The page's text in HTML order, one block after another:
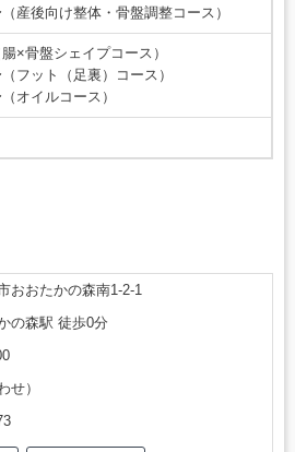
産後向け整体・骨盤調整コース）
×骨盤シェイプコース）
フット（足裏）コース）
オイルコース）
おおたかの森南1-2-1
の森駅 徒歩0分
せ）